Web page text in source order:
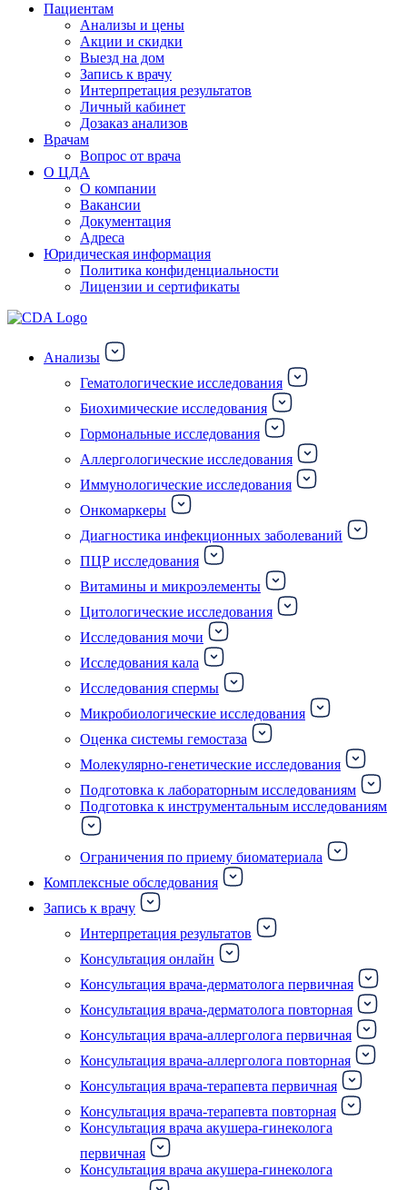
Пациентам
Анализы и цены
Акции и скидки
Выезд на дом
Запись к врачу
Интерпретация результатов
Личный кабинет
Дозаказ анализов
Врачам
Вопрос от врача
О ЦДА
О компании
Вакансии
Документация
Адреса
Юридическая информация
Политика конфиденциальности
Лицензии и сертификаты
Анализы
Гематологические исследования
Биохимические исследования
Гормональные исследования
Аллергологические исследования
Иммунологические исследования
Онкомаркеры
Диагностика инфекционных заболеваний
ПЦР исследования
Витамины и микроэлементы
Цитологические исследования
Исследования мочи
Исследования кала
Исследования спермы
Микробиологические исследования
Оценка системы гемостаза
Молекулярно-генетические исследования
Подготовка к лабораторным исследованиям
Подготовка к инструментальным исследованиям
Ограничения по приему биоматериала
Комплексные обследования
Запись к врачу
Интерпретация результатов
Консультация онлайн
Консультация врача-дерматолога первичная
Консультация врача-дерматолога повторная
Консультация врача-аллерголога первичная
Консультация врача-аллерголога повторная
Консультация врача-терапевта первичная
Консультация врача-терапевта повторная
Консультация врача акушера-гинеколога
первичная
Консультация врача акушера-гинеколога